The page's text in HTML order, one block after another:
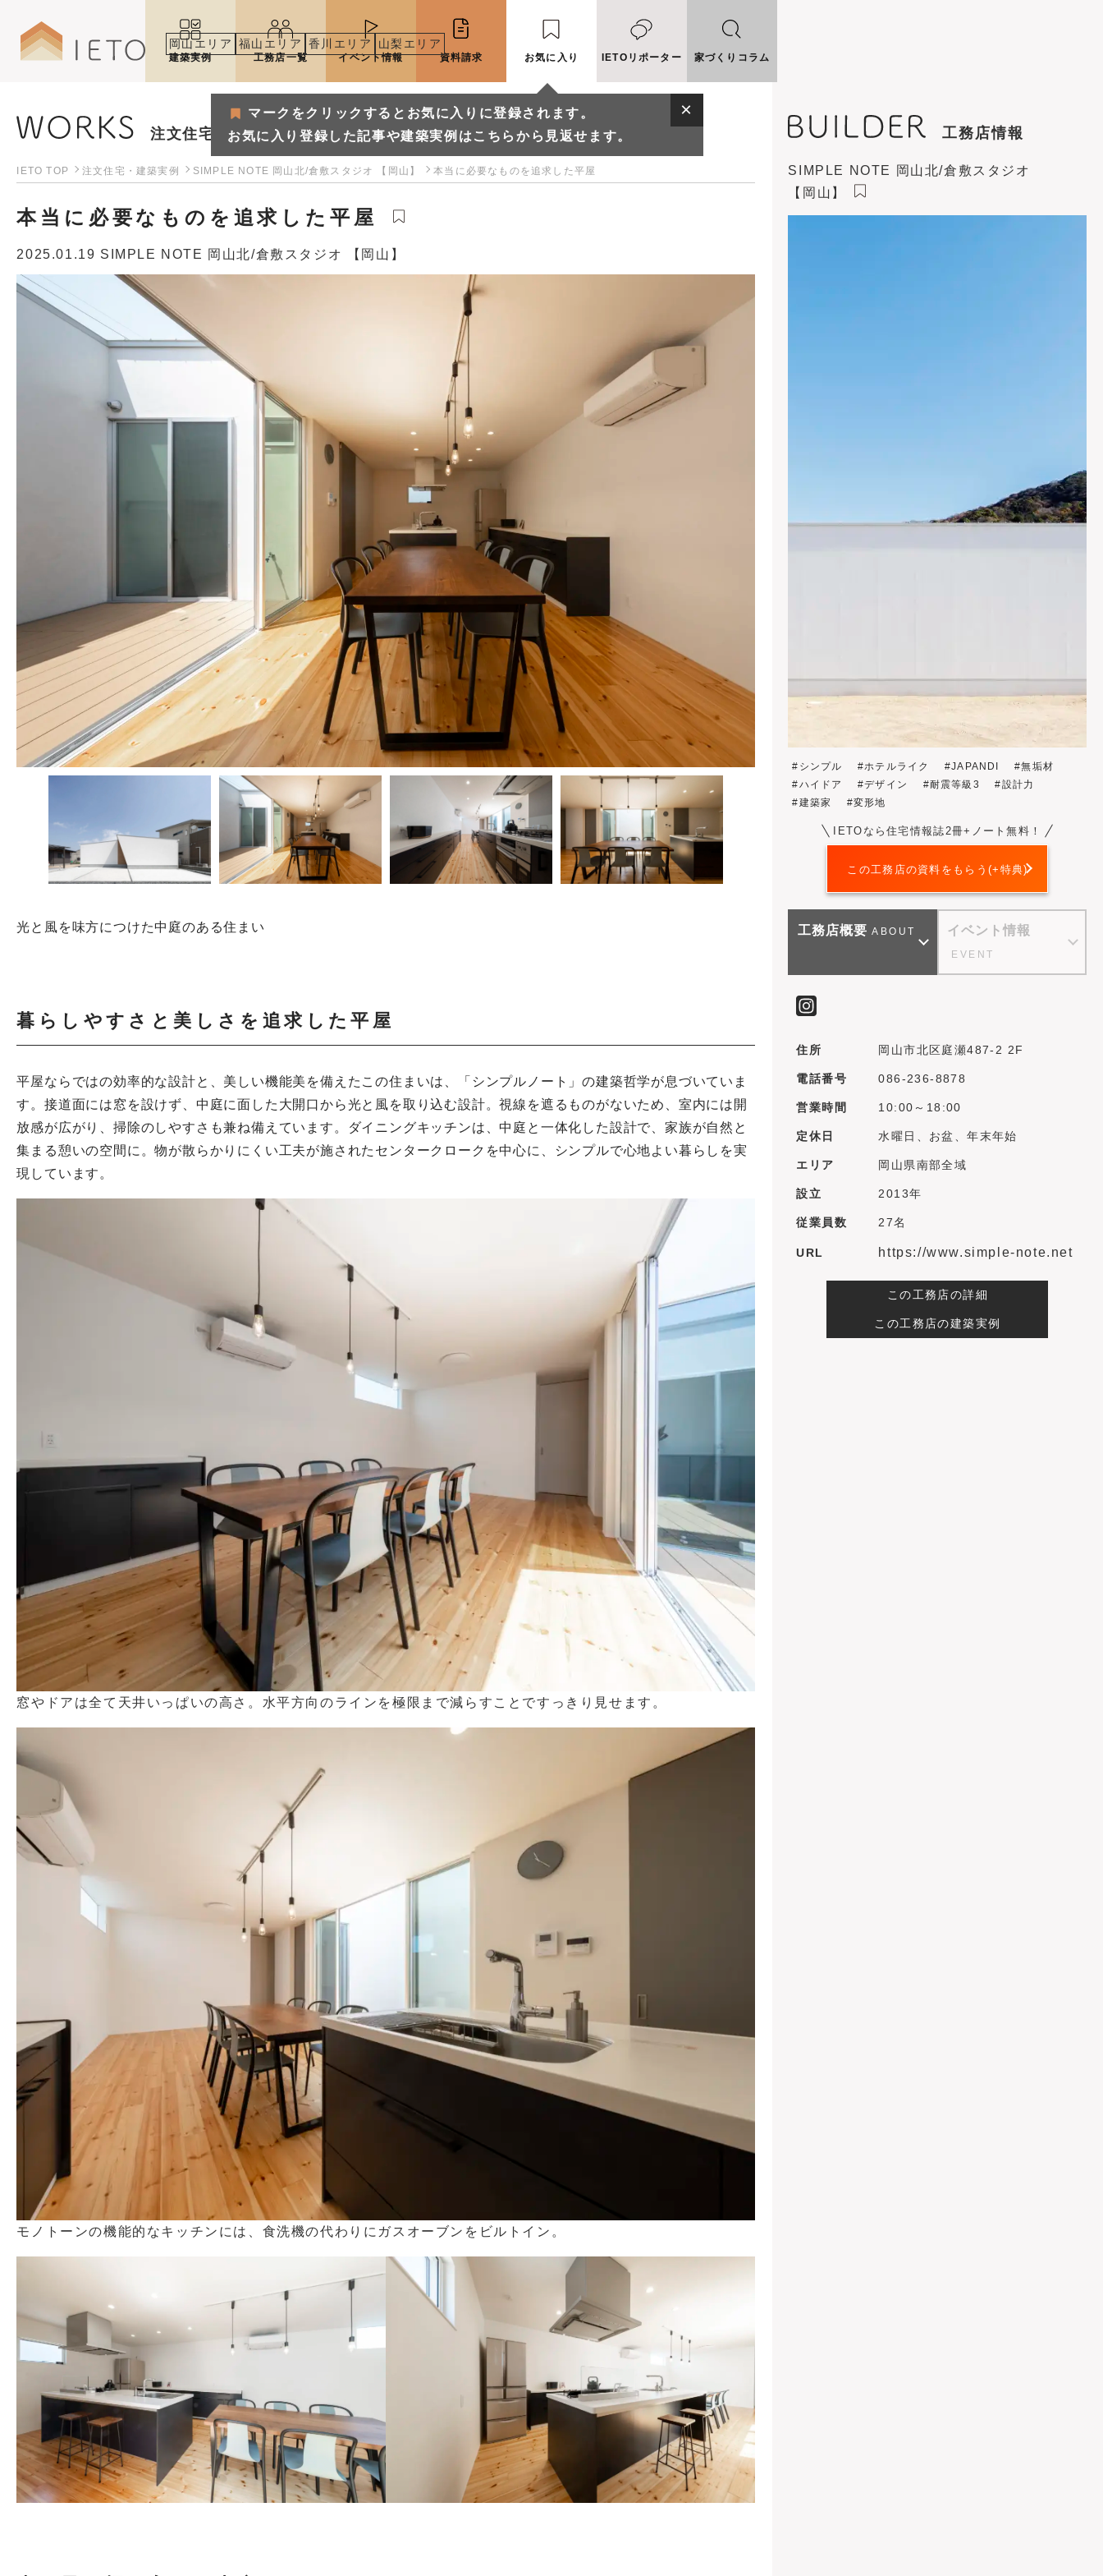
岡山エリア 福山エリア 香川エリア 山梨エリア
マークをクリックするとお気に入りに登録されます。
お気に入り登録した記事や建築実例はこちらから見返せます。
建築実例 工務店一覧 イベント情報 資料請求 お気に入り
マークをクリックするとお気に入りに登録されます。
お気に入り登録した記事や建築実例はこちらから見返せます。
IETOリポーター 家づくりコラム
注文住宅・建築実例
IETO TOP 注文住宅・建築実例 SIMPLE NOTE 岡山北/倉敷スタジオ 【岡山】 本当に必要なものを追求した平屋
本当に必要なものを追求した平屋
2025.01.19 SIMPLE NOTE 岡山北/倉敷スタジオ 【岡山】
光と風を味方につけた中庭のある住まい
暮らしやすさと美しさを追求した平屋
平屋ならではの効率的な設計と、美しい機能美を備えたこの住まいは、「シンプルノート」の建築哲学が息づいていま
す。接道面には窓を設けず、中庭に面した大開口から光と風を取り込む設計。視線を遮るものがないため、室内には開
放感が広がり、掃除のしやすさも兼ね備えています。ダイニングキッチンは、中庭と一体化した設計で、家族が自然と
集まる憩いの空間に。物が散らかりにくい工夫が施されたセンタークロークを中心に、シンプルで心地よい暮らしを実
現しています。
窓やドアは全て天井いっぱいの高さ。水平方向のラインを極限まで減らすことですっきり見せます。
モノトーンの機能的なキッチンには、食洗機の代わりにガスオーブンをビルトイン。
工務店情報
SIMPLE NOTE 岡山北/倉敷スタジオ
【岡山】
シンプル ホテルライク JAPANDI
無垢材
ハイドア
デザイン 耐震等級3
設計力
建築家
変形地
IETOなら住宅情報誌2冊+ノート無料！
この工務店の資料をもらう(+特典)
工務店概要 ABOUT イベント情報
EVENT
住所 岡山市北区庭瀬487-2 2F
電話番号 086-236-8878
営業時間 10:00～18:00
定休日 水曜日、お盆、年末年始
エリア 岡山県南部全域
設立 2013年
従業員数 27名
URL https://www.simple-note.net
この工務店の詳細
この工務店の建築実例